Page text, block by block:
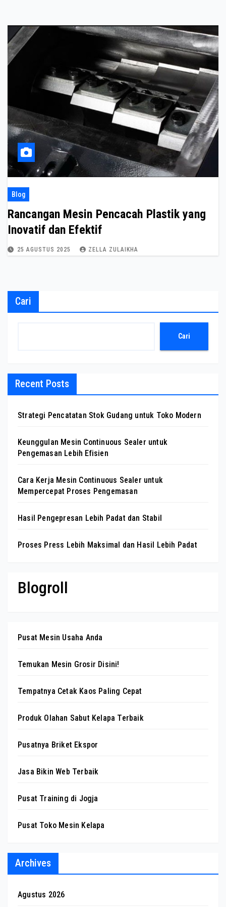
Blog
Rancangan Mesin Pencacah Plastik yang
Inovatif dan Efektif
25 AGUSTUS 2025 ZELLA ZULAIKHA
Cari
Cari
Recent Posts
Strategi Pencatatan Stok Gudang untuk Toko Modern
Keunggulan Mesin Continuous Sealer untuk
Pengemasan Lebih Efisien
Cara Kerja Mesin Continuous Sealer untuk
Mempercepat Proses Pengemasan
Hasil Pengepresan Lebih Padat dan Stabil
Proses Press Lebih Maksimal dan Hasil Lebih Padat
Blogroll
Pusat Mesin Usaha Anda
Temukan Mesin Grosir Disini!
Tempatnya Cetak Kaos Paling Cepat
Produk Olahan Sabut Kelapa Terbaik
Pusatnya Briket Ekspor
Jasa Bikin Web Terbaik
Pusat Training di Jogja
Pusat Toko Mesin Kelapa
Archives
Agustus 2026